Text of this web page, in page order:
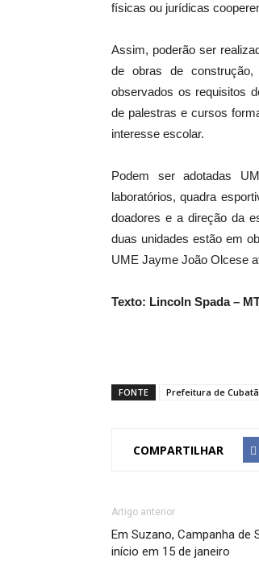
físicas ou jurídicas
Assim, poderão ser
de obras de
observados os requisitos
de palestras e cursos
interesse escolar.
Podem ser adotadas
laboratórios, quadra
doadores e a direção da
duas unidades estão em
UME Jayme João Olcese
Texto: Lincoln Spada –
FONTE Prefeitura de
COMPARTILHAR
Artigo anterior
Em Suzano, Campanha de
início em 15 de janeiro